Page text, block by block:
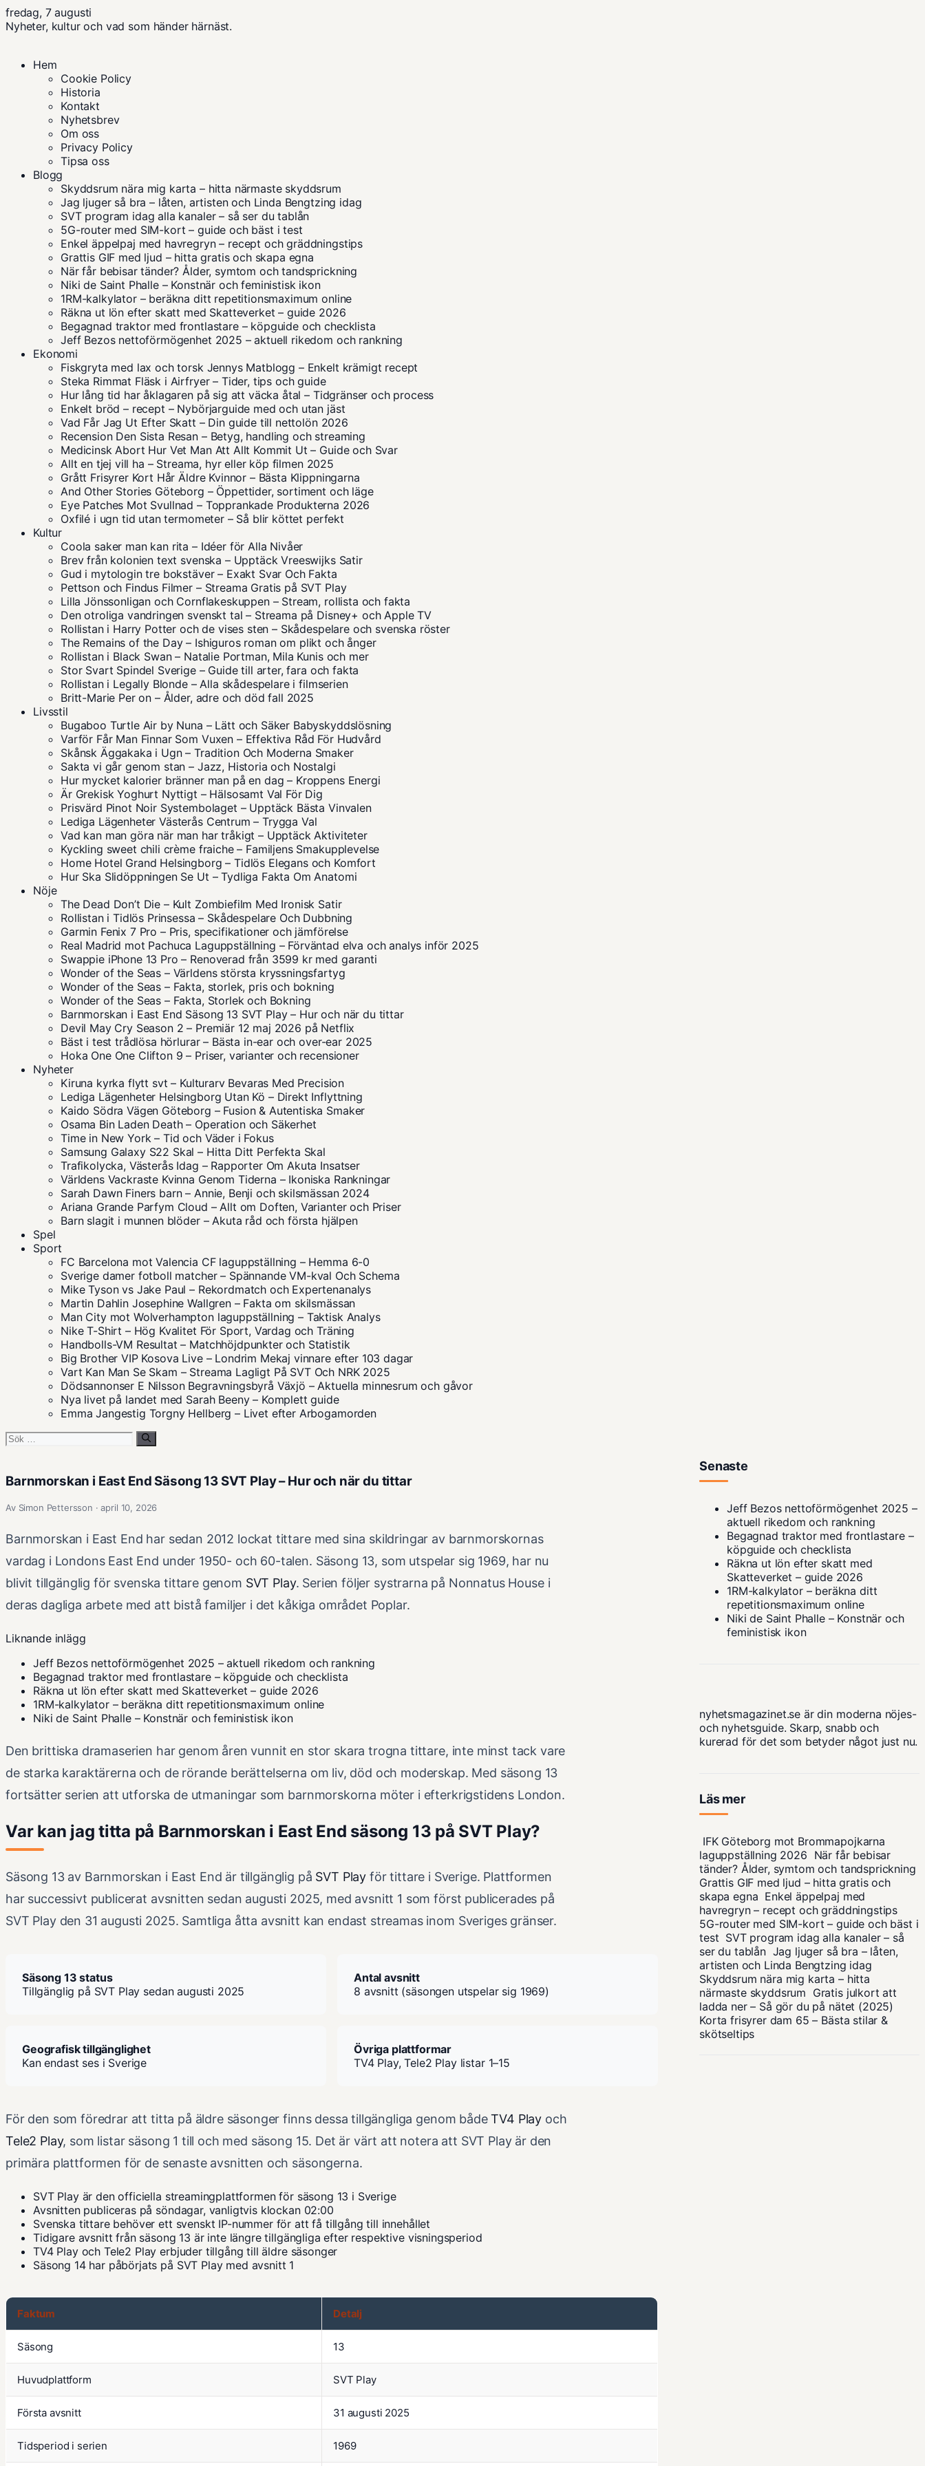
fredag, 7 augusti
Nyheter, kultur och vad som händer härnäst.
Hem
Cookie Policy
Historia
Kontakt
Nyhetsbrev
Om oss
Privacy Policy
Tipsa oss
Blogg
Skyddsrum nära mig karta – hitta närmaste skyddsrum
Jag ljuger så bra – låten, artisten och Linda Bengtzing idag
SVT program idag alla kanaler – så ser du tablån
5G-router med SIM-kort – guide och bäst i test
Enkel äppelpaj med havregryn – recept och gräddningstips
Grattis GIF med ljud – hitta gratis och skapa egna
När får bebisar tänder? Ålder, symtom och tandsprickning
Niki de Saint Phalle – Konstnär och feministisk ikon
1RM-kalkylator – beräkna ditt repetitionsmaximum online
Räkna ut lön efter skatt med Skatteverket – guide 2026
Begagnad traktor med frontlastare – köpguide och checklista
Jeff Bezos nettoförmögenhet 2025 – aktuell rikedom och rankning
Ekonomi
Fiskgryta med lax och torsk Jennys Matblogg – Enkelt krämigt recept
Steka Rimmat Fläsk i Airfryer – Tider, tips och guide
Hur lång tid har åklagaren på sig att väcka åtal – Tidgränser och process
Enkelt bröd – recept – Nybörjarguide med och utan jäst
Vad Får Jag Ut Efter Skatt – Din guide till nettolön 2026
Recension Den Sista Resan – Betyg, handling och streaming
Medicinsk Abort Hur Vet Man Att Allt Kommit Ut – Guide och Svar
Allt en tjej vill ha – Streama, hyr eller köp filmen 2025
Grått Frisyrer Kort Hår Äldre Kvinnor – Bästa Klippningarna
And Other Stories Göteborg – Öppettider, sortiment och läge
Eye Patches Mot Svullnad – Topprankade Produkterna 2026
Oxfilé i ugn tid utan termometer – Så blir köttet perfekt
Kultur
Coola saker man kan rita – Idéer för Alla Nivåer
Brev från kolonien text svenska – Upptäck Vreeswijks Satir
Gud i mytologin tre bokstäver – Exakt Svar Och Fakta
Pettson och Findus Filmer – Streama Gratis på SVT Play
Lilla Jönssonligan och Cornflakeskuppen – Stream, rollista och fakta
Den otroliga vandringen svenskt tal – Streama på Disney+ och Apple TV
Rollistan i Harry Potter och de vises sten – Skådespelare och svenska röster
The Remains of the Day – Ishiguros roman om plikt och ånger
Rollistan i Black Swan – Natalie Portman, Mila Kunis och mer
Stor Svart Spindel Sverige – Guide till arter, fara och fakta
Rollistan i Legally Blonde – Alla skådespelare i filmserien
Britt-Marie Per on – Ålder, adre och död fall 2025
Livsstil
Bugaboo Turtle Air by Nuna – Lätt och Säker Babyskyddslösning
Varför Får Man Finnar Som Vuxen – Effektiva Råd För Hudvård
Skånsk Äggakaka i Ugn – Tradition Och Moderna Smaker
Sakta vi går genom stan – Jazz, Historia och Nostalgi
Hur mycket kalorier bränner man på en dag – Kroppens Energi
Är Grekisk Yoghurt Nyttigt – Hälsosamt Val För Dig
Prisvärd Pinot Noir Systembolaget – Upptäck Bästa Vinvalen
Lediga Lägenheter Västerås Centrum – Trygga Val
Vad kan man göra när man har tråkigt – Upptäck Aktiviteter
Kyckling sweet chili crème fraiche – Familjens Smakupplevelse
Home Hotel Grand Helsingborg – Tidlös Elegans och Komfort
Hur Ska Slidöppningen Se Ut – Tydliga Fakta Om Anatomi
Nöje
The Dead Don’t Die – Kult Zombiefilm Med Ironisk Satir
Rollistan i Tidlös Prinsessa – Skådespelare Och Dubbning
Garmin Fenix 7 Pro – Pris, specifikationer och jämförelse
Real Madrid mot Pachuca Laguppställning – Förväntad elva och analys inför 2025
Swappie iPhone 13 Pro – Renoverad från 3599 kr med garanti
Wonder of the Seas – Världens största kryssningsfartyg
Wonder of the Seas – Fakta, storlek, pris och bokning
Wonder of the Seas – Fakta, Storlek och Bokning
Barnmorskan i East End Säsong 13 SVT Play – Hur och när du tittar
Devil May Cry Season 2 – Premiär 12 maj 2026 på Netflix
Bäst i test trådlösa hörlurar – Bästa in-ear och over-ear 2025
Hoka One One Clifton 9 – Priser, varianter och recensioner
Nyheter
Kiruna kyrka flytt svt – Kulturarv Bevaras Med Precision
Lediga Lägenheter Helsingborg Utan Kö – Direkt Inflyttning
Kaido Södra Vägen Göteborg – Fusion & Autentiska Smaker
Osama Bin Laden Death – Operation och Säkerhet
Time in New York – Tid och Väder i Fokus
Samsung Galaxy S22 Skal – Hitta Ditt Perfekta Skal
Trafikolycka, Västerås Idag – Rapporter Om Akuta Insatser
Världens Vackraste Kvinna Genom Tiderna – Ikoniska Rankningar
Sarah Dawn Finers barn – Annie, Benji och skilsmässan 2024
Ariana Grande Parfym Cloud – Allt om Doften, Varianter och Priser
Barn slagit i munnen blöder – Akuta råd och första hjälpen
Spel
Sport
FC Barcelona mot Valencia CF laguppställning – Hemma 6-0
Sverige damer fotboll matcher – Spännande VM-kval Och Schema
Mike Tyson vs Jake Paul – Rekordmatch och Expertenanalys
Martin Dahlin Josephine Wallgren – Fakta om skilsmässan
Man City mot Wolverhampton laguppställning – Taktisk Analys
Nike T-Shirt – Hög Kvalitet För Sport, Vardag och Träning
Handbolls-VM Resultat – Matchhöjdpunkter och Statistik
Big Brother VIP Kosova Live – Londrim Mekaj vinnare efter 103 dagar
Vart Kan Man Se Skam – Streama Lagligt På SVT Och NRK 2025
Dödsannonser E Nilsson Begravningsbyrå Växjö – Aktuella minnesrum och gåvor
Nya livet på landet med Sarah Beeny – Komplett guide
Emma Jangestig Torgny Hellberg – Livet efter Arbogamorden
Sök
Barnmorskan i East End Säsong 13 SVT Play – Hur och när du tittar
Av Simon Pettersson · april 10, 2026
Barnmorskan i East End har sedan 2012 lockat tittare med sina skildringar av barnmorskornas
vardag i Londons East End under 1950- och 60-talen. Säsong 13, som utspelar sig 1969, har nu
blivit tillgänglig för svenska tittare genom SVT Play. Serien följer systrarna på Nonnatus House i
deras dagliga arbete med att bistå familjer i det kåkiga området Poplar.
Liknande inlägg
Jeff Bezos nettoförmögenhet 2025 – aktuell rikedom och rankning
Begagnad traktor med frontlastare – köpguide och checklista
Räkna ut lön efter skatt med Skatteverket – guide 2026
1RM-kalkylator – beräkna ditt repetitionsmaximum online
Niki de Saint Phalle – Konstnär och feministisk ikon
Den brittiska dramaserien har genom åren vunnit en stor skara trogna tittare, inte minst tack vare
de starka karaktärerna och de rörande berättelserna om liv, död och moderskap. Med säsong 13
fortsätter serien att utforska de utmaningar som barnmorskorna möter i efterkrigstidens London.
Var kan jag titta på Barnmorskan i East End säsong 13 på SVT Play?
Säsong 13 av Barnmorskan i East End är tillgänglig på SVT Play för tittare i Sverige. Plattformen
har successivt publicerat avsnitten sedan augusti 2025, med avsnitt 1 som först publicerades på
SVT Play den 31 augusti 2025. Samtliga åtta avsnitt kan endast streamas inom Sveriges gränser.
Säsong 13 status
Tillgänglig på SVT Play sedan augusti 2025
Antal avsnitt
8 avsnitt (säsongen utspelar sig 1969)
Geografisk tillgänglighet
Kan endast ses i Sverige
Övriga plattformar
TV4 Play, Tele2 Play listar 1–15
För den som föredrar att titta på äldre säsonger finns dessa tillgängliga genom bådeTV4 Play och
Tele2 Play, som listar säsong 1 till och med säsong 15. Det är värt att notera att SVT Play är den
primära plattformen för de senaste avsnitten och säsongerna.
SVT Play är den officiella streamingplattformen för säsong 13 i Sverige
Avsnitten publiceras på söndagar, vanligtvis klockan 02:00
Svenska tittare behöver ett svenskt IP-nummer för att få tillgång till innehållet
Tidigare avsnitt från säsong 13 är inte längre tillgängliga efter respektive visningsperiod
TV4 Play och Tele2 Play erbjuder tillgång till äldre säsonger
Säsong 14 har påbörjats på SVT Play med avsnitt 1
Faktum Detalj
Säsong 13
Huvudplattform SVT Play
Första avsnitt 31 augusti 2025
Tidsperiod i serien 1969
Senaste
Jeff Bezos nettoförmögenhet 2025 –
aktuell rikedom och rankning
Begagnad traktor med frontlastare –
köpguide och checklista
Räkna ut lön efter skatt med
Skatteverket – guide 2026
1RM-kalkylator – beräkna ditt
repetitionsmaximum online
Niki de Saint Phalle – Konstnär och
feministisk ikon
nyhetsmagazinet.se är din moderna nöjes-
och nyhetsguide. Skarp, snabb och
kurerad för det som betyder något just nu.
Läs mer
IFK Göteborg mot Brommapojkarna
laguppställning 2026 När får bebisar
tänder? Ålder, symtom och tandsprickning
Grattis GIF med ljud – hitta gratis och
skapa egna Enkel äppelpaj med
havregryn – recept och gräddningstips
5G-router med SIM-kort – guide och bäst i
test SVT program idag alla kanaler – så
ser du tablån Jag ljuger så bra – låten,
artisten och Linda Bengtzing idag
Skyddsrum nära mig karta – hitta
närmaste skyddsrum Gratis julkort att
ladda ner – Så gör du på nätet (2025)
Korta frisyrer dam 65 – Bästa stilar &
skötseltips